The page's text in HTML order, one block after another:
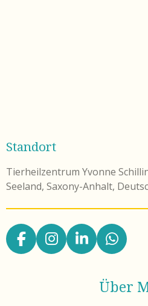
Standort
Tierheilzentrum Yvonne
Seeland, Saxony-Anhalt,
F
a
I
n
L
i
W
h
t
Über